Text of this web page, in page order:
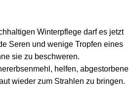
Winterpflege darf es jetzt
Seren und wenige Tropfen eines
sie zu beschweren.
helfen, abgestorbene
wieder zum Strahlen zu bringen.